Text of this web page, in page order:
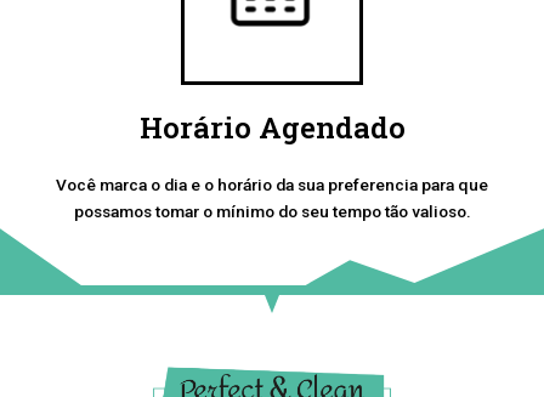
Horário Agendado
Você marca o dia e o horário da sua preferencia para que
possamos tomar o mínimo do seu tempo tão valioso.